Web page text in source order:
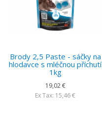
Brody 2,5 Paste - sáčky na
hlodavce s mléčnou příchutí
1kg
19,02 €
Ex Tax: 15,46 €